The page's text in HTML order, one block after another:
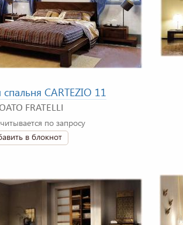
спальня CARTEZIO 11
FRATELLI
по запросу
в блокнот